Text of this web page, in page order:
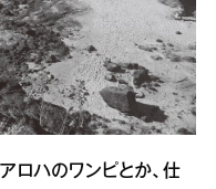
ロハのワンピとか、仕